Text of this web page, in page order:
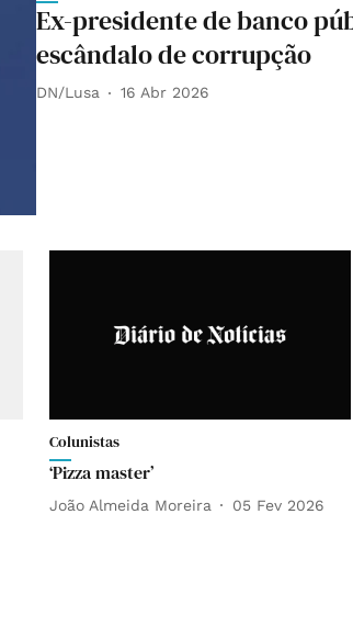
Ex-presidente de banco
escândalo de corrupção
DN/Lusa 16 Abr 2026
Colunistas
‘Pizza master’
João Almeida Moreira 05 Fev 2026